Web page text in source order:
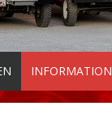
INFORMATION